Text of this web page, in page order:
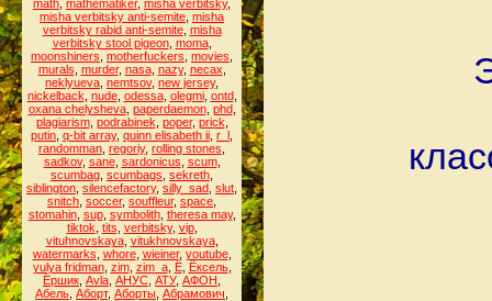
math mathematiker, misha verbitsky,
misha verbitsky anti-semite misha
verbitsky rabid anti-semite, misha
verbitsky stool pigeon, moma,
moonshiners motherfuckers movies
murals murder, nasa, nazy, necax
neklyueva nemtsov, new jersey,
nickelback nude, odessa, olegmi, ontd,
oxana chelysheva, paperdaemon, phd,
plagiarism, podrabinek poper, prick
putin q-bit array, quinn elisabeth ii r_l
randomman regoriy, rolling stones
sadkov, sane, sardonicus scum,
scumbag scumbags sekreth
siblington silencefactory, silly_sad slut
snitch soccer, souffleur, space
stomahin, sup, symbolith, theresa may,
tiktok tits verbitsky, vip,
vituhnovskaya, vitukhnovskaya,
watermarks whore, wieiner, youtube,
yulya fridman, zim, zim_a, Ё, Ёксель,
Ёршик Аvla АНУС АТУ, АФОН
Абель Аборт, Аборты Абрамович